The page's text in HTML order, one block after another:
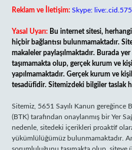
Reklam ve İletişim: Skype:
Yasal Uyarı: Bu internet sitesi,
hiçbir bağlantısı bulunmamaktadır.
makaleler paylaşılmaktadır. Burada
taşımamakta olup, gerçek kurum ve
yapılmamaktadır. Gerçek kurum ve
tesadüfidir. Sitemizdeki bilgiler taslak
Sitemiz, 5651 Sayılı Kanun
(BTK) tarafından onaylanmış bir Yer
nedenle, sitedeki içerikleri proaktif
yükümlülüğümüz bulunmamaktadır.